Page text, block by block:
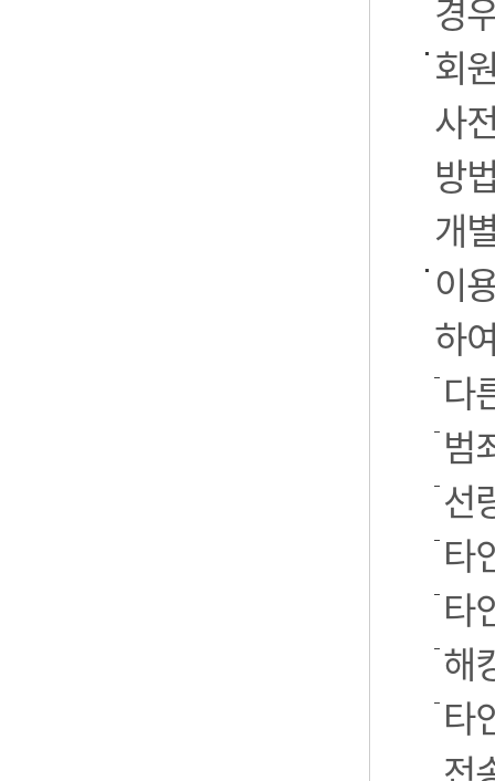
경
회
사
방
개
이
하
다
범
선
타
타
해
타